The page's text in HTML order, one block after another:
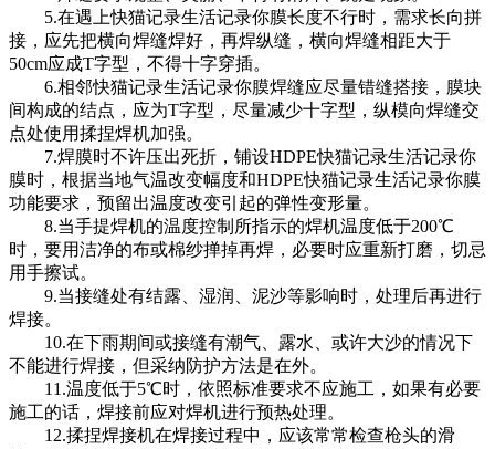
5.在遇上快猫记录生活记录你膜长度不行时，需求长向拼
接，应先把横向焊缝焊好，再焊纵缝，横向焊缝相距大于
50cm应成T字型，不得十字穿插。
6.相邻快猫记录生活记录你膜焊缝应尽量错缝搭接，膜块
间构成的结点，应为T字型，尽量减少十字型，纵模向焊缝交
点处使用揉捏焊机加强。
7.焊膜时不许压出死折，铺设HDPE快猫记录生活记录你
膜时，根据当地气温改变幅度和HDPE快猫记录生活记录你膜
功能要求，预留出温度改变引起的弹性变形量。
8.当手提焊机的温度控制所指示的焊机温度低于200℃
时，要用洁净的布或棉纱掸掉再焊，必要时应重新打磨，切忌
用手擦试。
9.当接缝处有结露、湿润、泥沙等影响时，处理后再进行
焊接。
10.在下雨期间或接缝有潮气、露水、或许大沙的情况下
不能进行焊接，但采纳防护方法是在外。
11.温度低于5℃时，依照标准要求不应施工，如果有必要
施工的话，焊接前应对焊机进行预热处理。
12.揉捏焊接机在焊接过程中，应该常常检查枪头的滑